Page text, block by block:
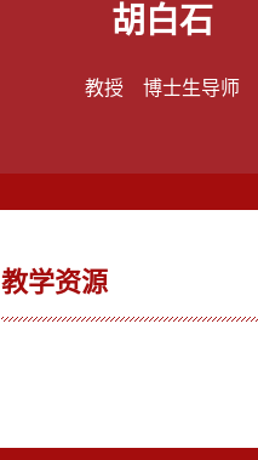
胡白石
教授 博士生导师
教学资源